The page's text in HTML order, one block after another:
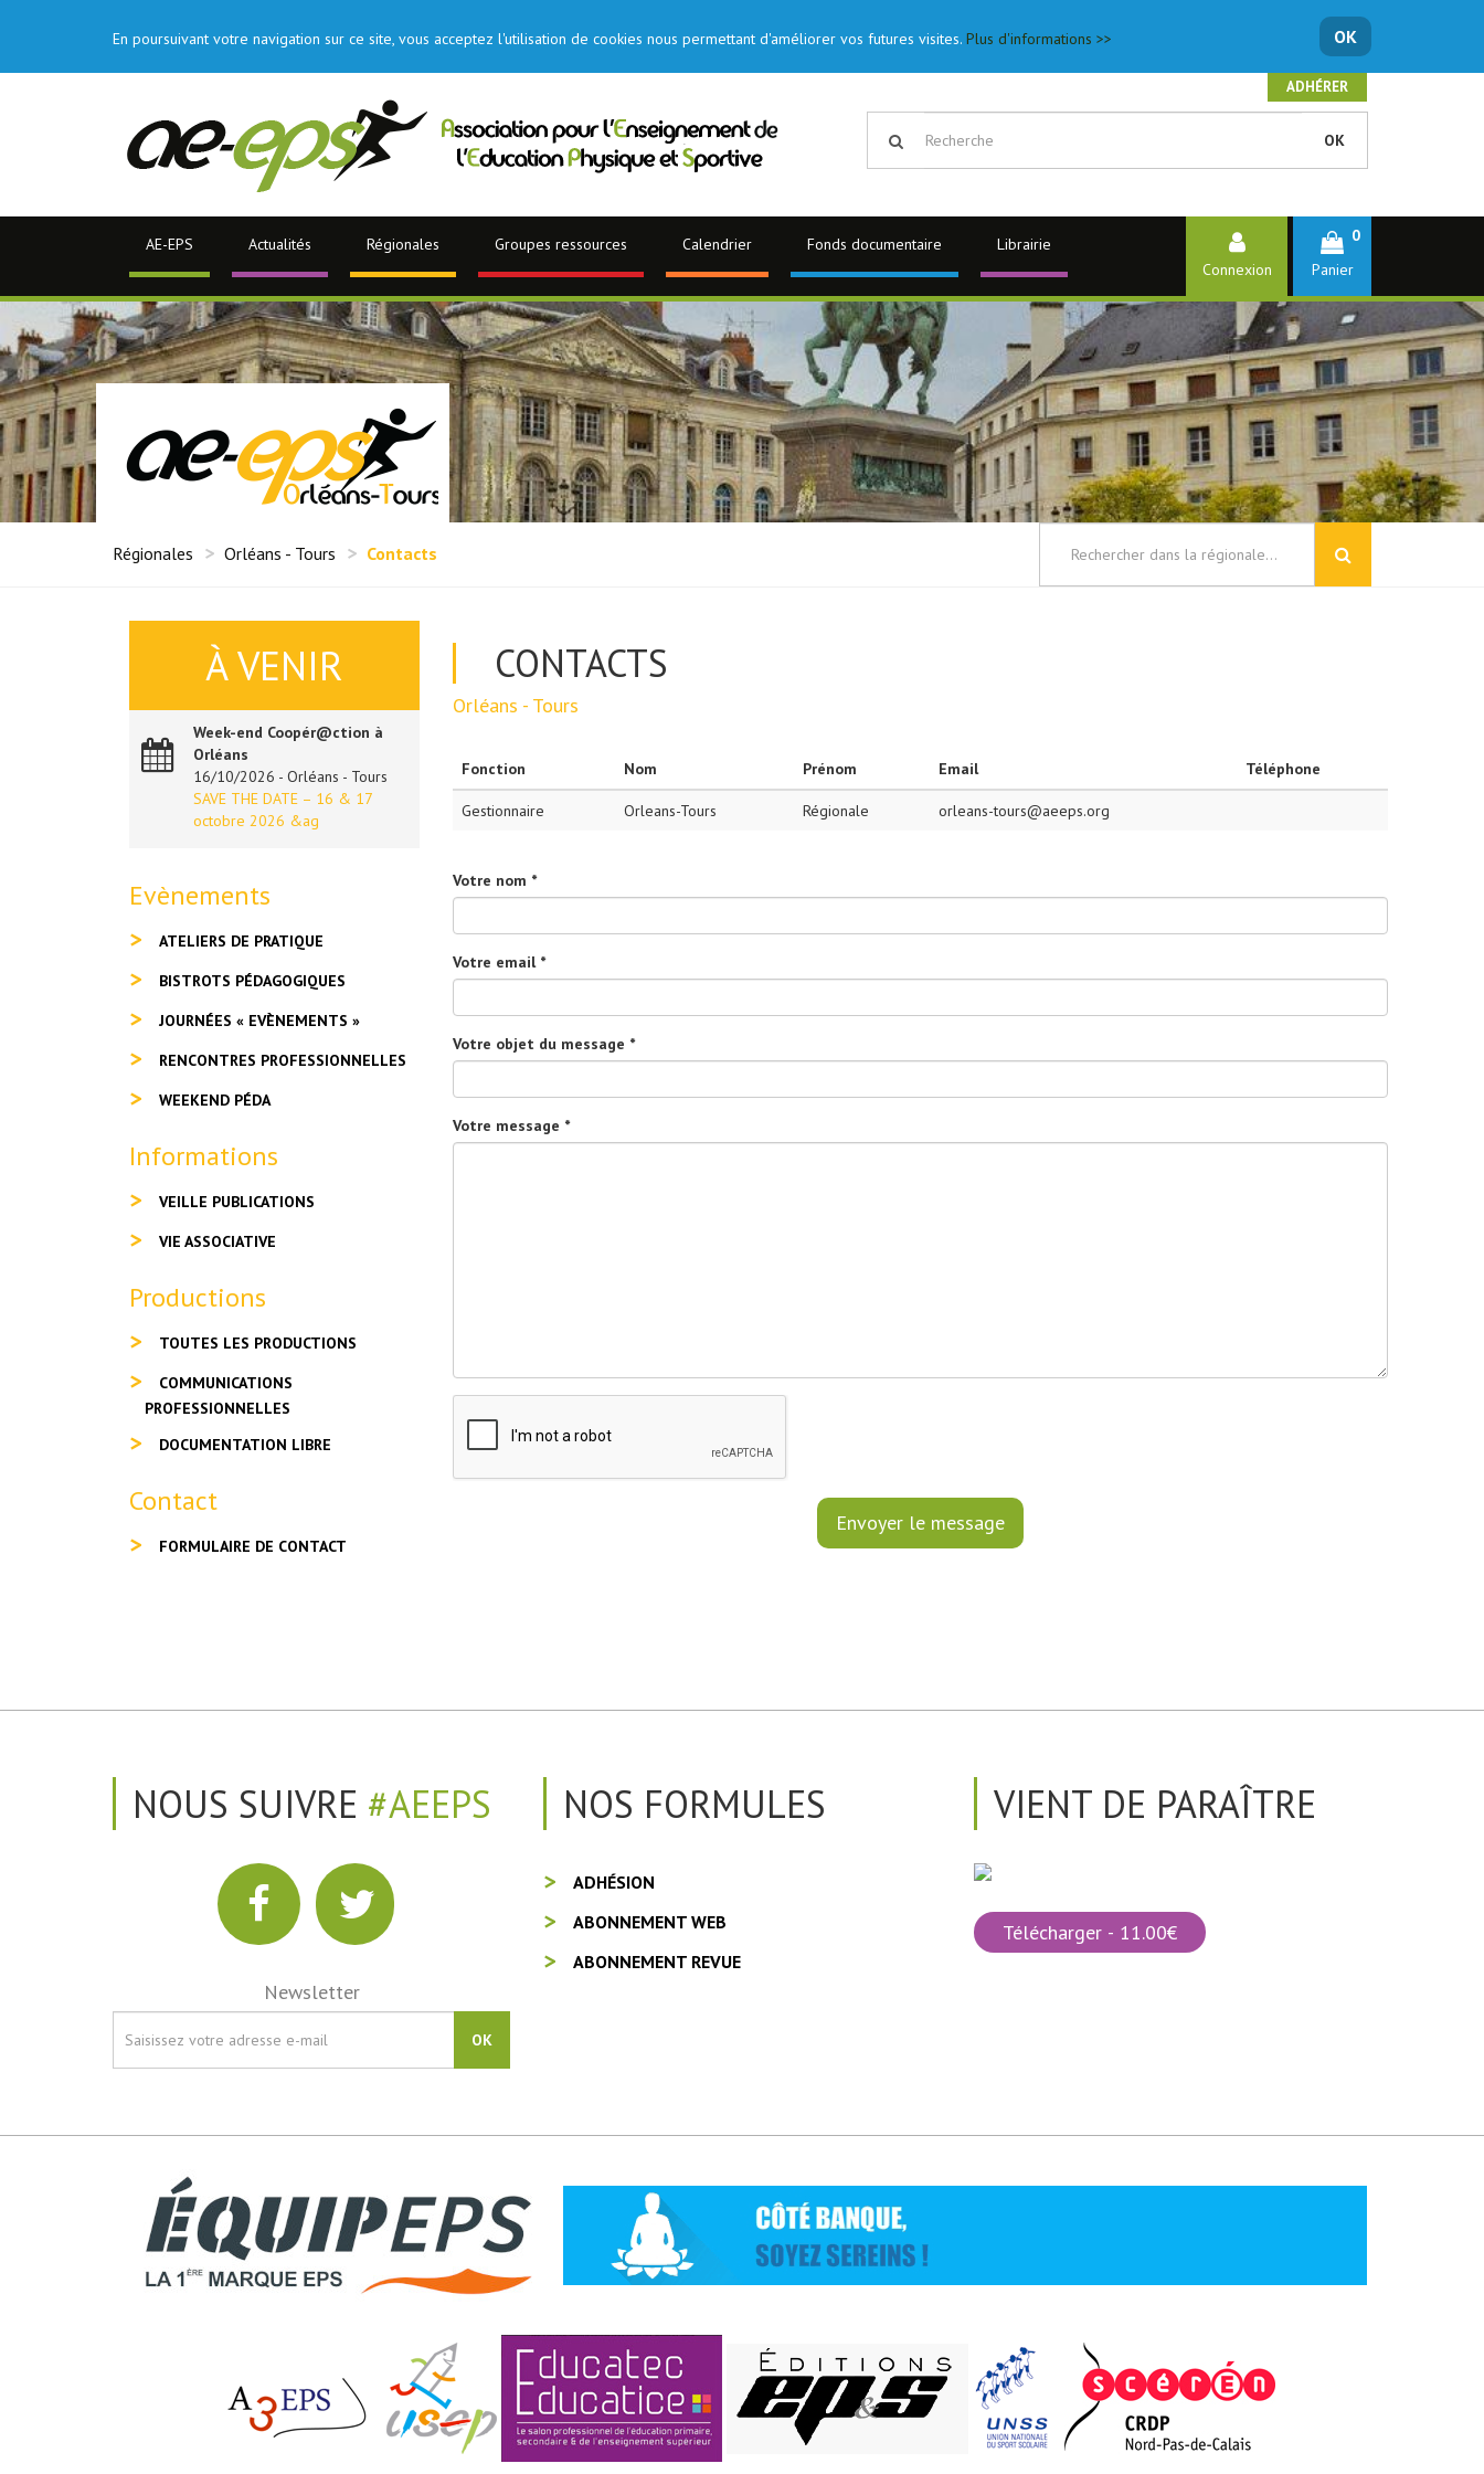
En poursuivant votre navigation sur ce site, vous acceptez l'utilisation de cookies nous permettant d'améliorer vos futures visites. Plus d'informations >> OK
ADHÉRER
OK
AE-EPS Actualités Régionales Groupes ressources Calendrier Fonds documentaire
Librairie
Connexion
0
Panier
Régionales Orléans - Tours Contacts
CONTACTS
Orléans - Tours
Fonction Nom Prénom Email Téléphone
Gestionnaire Orleans-Tours Régionale orleans-tours@aeeps.org
Votre nom *
Votre email *
Votre objet du message *
Votre message *
À VENIR
Week-end Coopér@ction à
Orléans
16/10/2026 - Orléans - Tours
SAVE THE DATE – 16 & 17
octobre 2026 &ag
Evènements
ATELIERS DE PRATIQUE
BISTROTS PÉDAGOGIQUES
JOURNÉES « EVÈNEMENTS »
RENCONTRES PROFESSIONNELLES
WEEKEND PÉDA
Informations
VEILLE PUBLICATIONS
VIE ASSOCIATIVE
Productions
TOUTES LES PRODUCTIONS
COMMUNICATIONS
PROFESSIONNELLES
DOCUMENTATION LIBRE
Contact
FORMULAIRE DE CONTACT
NOUS SUIVRE #AEEPS
Newsletter
OK
NOS FORMULES
ADHÉSION
ABONNEMENT WEB
ABONNEMENT REVUE
VIENT DE PARAÎTRE
Télécharger - 11.00€